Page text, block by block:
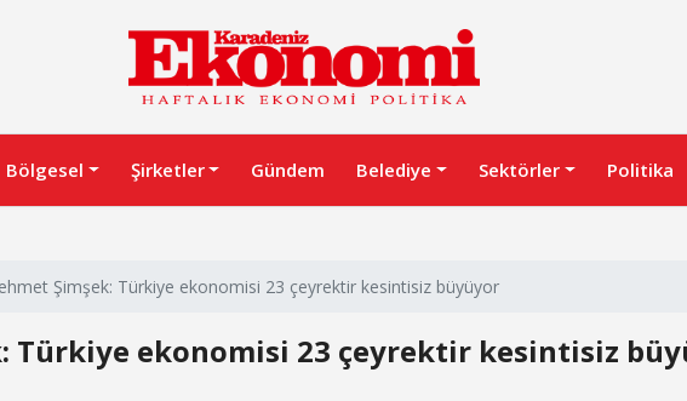
Bölgesel Şirketler Gündem Belediye Sektörler Politika
Şimşek: Türkiye ekonomisi 23 çeyrektir kesintisiz büyüyor
Türkiye ekonomisi 23 çeyrektir kesintisiz